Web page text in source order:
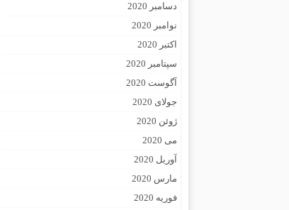
دسامبر 2020
نوامبر 2020
اکتبر 2020
سپتامبر 2020
آگوست 2020
جولای 2020
ژوئن 2020
می 2020
آوریل 2020
مارس 2020
فوریه 2020